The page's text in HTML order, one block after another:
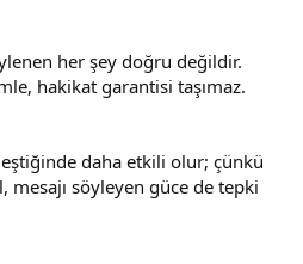
her şey doğru değildir.
hakikat garantisi taşımaz.
daha etkili olur; çünkü
mesajı söyleyen güce de tepki